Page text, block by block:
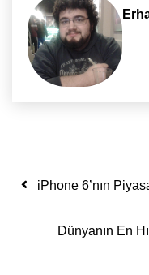
Yazı
iPhone 6’nın
Dünyanın En